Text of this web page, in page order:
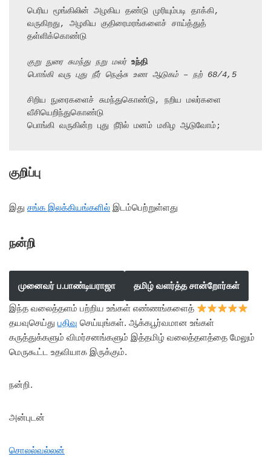
பெரிய மூங்கிலின் அழகிய தண்டு முரியும்படி தாக்கி,
வருகிறது, அழகிய குதிரைமரங்களைச் சாய்த்துத்
தள்ளிக்கொண்டு
குறு நுரை சுமந்து நறு மலர் உந்தி
பொங்கி வரு புது நீர் நெஞ்சு உண ஆடுகம் – நற் 68/4,5
சிறிய நுரைகளைச் சுமந்துகொண்டு, நறிய மலர்களை
வீசியெறிந்துகொண்டு
பொங்கி வருகின்ற புது நீரில் மனம் மகிழ ஆடுவோம்;
குறிப்பு
இது சங்க இலக்கியங்களில் இடம்பெற்றுள்ளது
நன்றி
முனைவர் ப.பாண்டியராஜா தமிழ் வளர்த்த சான்றோர்கள்
இந்த வலைத்தளம் பற்றிய உங்கள் எண்ணங்களைத்
தயவுசெய்து பதிவு செய்யுங்கள். ஆக்கபூர்வமான உங்கள்
கருத்துக்களும் விமர்சனங்களும் இத்தமிழ் வலைத்தளத்தை மேலும்
மெருகூட்ட உதவியாக இருக்கும்.
நன்றி.
அன்புடன்
சொலல்வல்லன்